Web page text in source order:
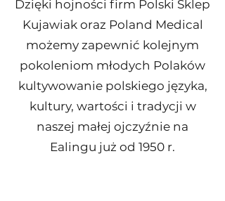
Dzięki hojności firm Polski Sklep
Kujawiak oraz Poland Medical
możemy zapewnić kolejnym
pokoleniom młodych Polaków
kultywowanie polskiego języka,
kultury, wartości i tradycji w
naszej małej ojczyźnie na
Ealingu już od 1950 r.